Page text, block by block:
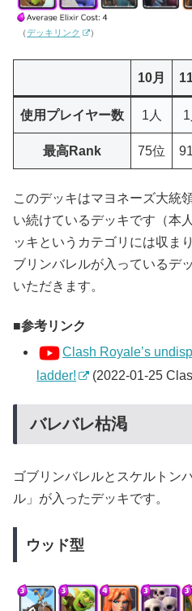
（デッキリンク ）
10月
使用プレイヤー数 1人 1
最高Rank 75位
このデッキはマヨネーズ大統
い続けているデッキです（本人
ッキというカテゴリには収ま
ブリンバレルが入っているデ
いただきます。
参考リンク
Clash Royale’s
ladder!
(2022-01-25
バレバレ枯渇
ゴブリンバレルとスケルトン
ル」が入ったデッキです。
ウッド型